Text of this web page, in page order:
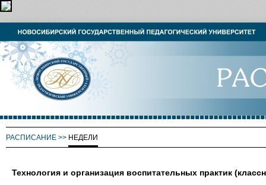
РАСПИСАНИЕ >> НЕДЕЛИ
Технология и организация воспитательных практик